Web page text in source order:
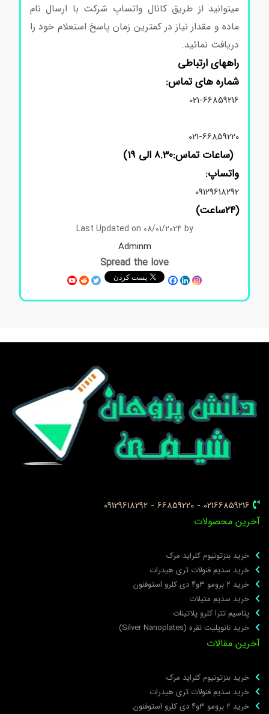
میتوانید از طریق کانال واتساپ شرکت با ارسال نام
ماده و مقدار نیاز در کمترین زمان پاسخ استعلام خود را
دریافت نمائید.
راههای ارتباطی
شماره های تماس:
021-66859216
021-66859220
(ساعات تماس:8.30 الی 19)
واتساپ:
09129618292
Last Updated on 08/01/2024 by
Adminm
Spread the love
02166859216 - 66859220 - 09129618292
محصولات
خرید بنزتونیوم کلراید مرک
خرید سدیم فنولات تری هیدرات
خرید ۲ برومو ۳و۴ دی‌ کلرو استوفنون
خرید سدیم متیلات
پتاسیم تترا کلرو پلاتینات
خرید نانوپلیت نقره (Silver Nanoplates)
مقالات
خرید بنزتونیوم کلراید مرک
خرید سدیم فنولات تری هیدرات
خرید ۲ برومو ۳و۴ دی‌ کلرو استوفنون